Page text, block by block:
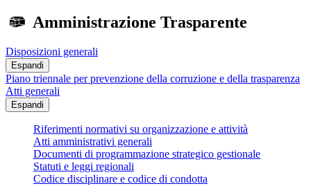
Amministrazione Trasparente
Disposizioni generali
Espandi
Piano triennale per prevenzione della corruzione e della trasparenza
Atti generali
Espandi
Riferimenti normativi su organizzazione e attività
Atti amministrativi generali
Documenti di programmazione strategico gestionale
Statuti e leggi regionali
Codice disciplinare e codice di condotta